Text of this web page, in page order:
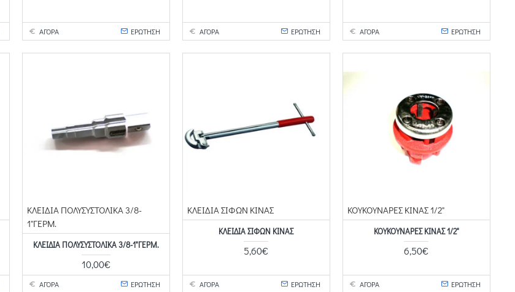
ΑΓΟΡΑ ΕΡΩΤΗΣΗ ΑΓΟΡΑ ΕΡΩΤΗΣΗ ΑΓΟΡΑ ΕΡΩΤΗΣΗ
ΚΛΕΙΔΙΑ ΠΟΛΥΣΥΣΤΟΛΙΚΑ 3/8-
1"ΓΕΡΜ.
ΚΛΕΙΔΙΑ ΠΟΛΥΣΥΣΤΟΛΙΚΑ 3/8-1"ΓΕΡΜ.
10,00€
ΑΓΟΡΑ ΕΡΩΤΗΣΗ
ΚΛΕΙΔΙΑ ΣΙΦΩΝ ΚΙΝΑΣ
ΚΛΕΙΔΙΑ ΣΙΦΩΝ ΚΙΝΑΣ
5,60€
ΑΓΟΡΑ ΕΡΩΤΗΣΗ
ΚΟΥΚΟΥΝΑΡΕΣ ΚΙΝΑΣ 1/2"
ΚΟΥΚΟΥΝΑΡΕΣ ΚΙΝΑΣ 1/2"
6,50€
ΑΓΟΡΑ ΕΡΩΤΗΣΗ